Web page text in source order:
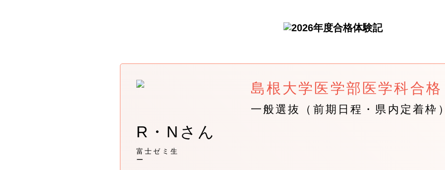
島根大学医学部医学科合格
一般選抜（前期日程・県内定着枠）
R・Nさん
富士ゼミ生
ー